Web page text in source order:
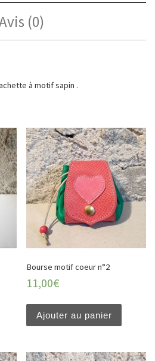
(0)
à motif sapin .
Bourse motif coeur n°2
11,00€
Ajouter au panier